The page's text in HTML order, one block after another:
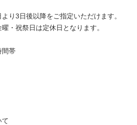
り3日後以降をご指定いただけます。
・祝祭日は定休日となります。
間帯
て